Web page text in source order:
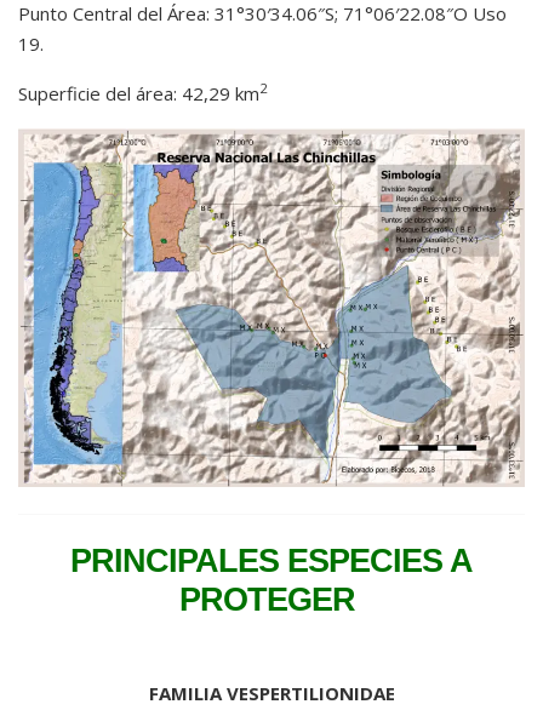
Punto Central del Área: 31°30′34.06″S; 71°06′22.08″O Uso
19.
Superficie del área: 42,29 km2
PRINCIPALES ESPECIES A
PROTEGER
FAMILIA VESPERTILIONIDAE